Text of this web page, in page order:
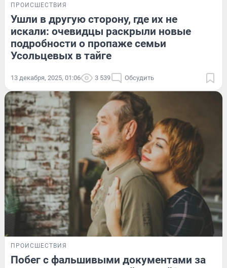
ПРОИСШЕСТВИЯ
Ушли в другую сторону, где их не
искали: очевидцы раскрыли новые
подробности о пропаже семьи
Усольцевых в тайге
13 декабря, 2025, 01:06 3 539 Обсудить
ПРОИСШЕСТВИЯ
Побег с фальшивыми документами за